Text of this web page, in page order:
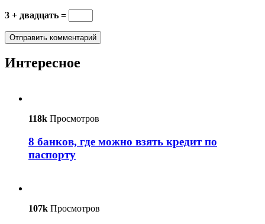
3 + двадцать =
Интересное
118k Просмотров
8 банков, где можно взять кредит по
паспорту
107k Просмотров